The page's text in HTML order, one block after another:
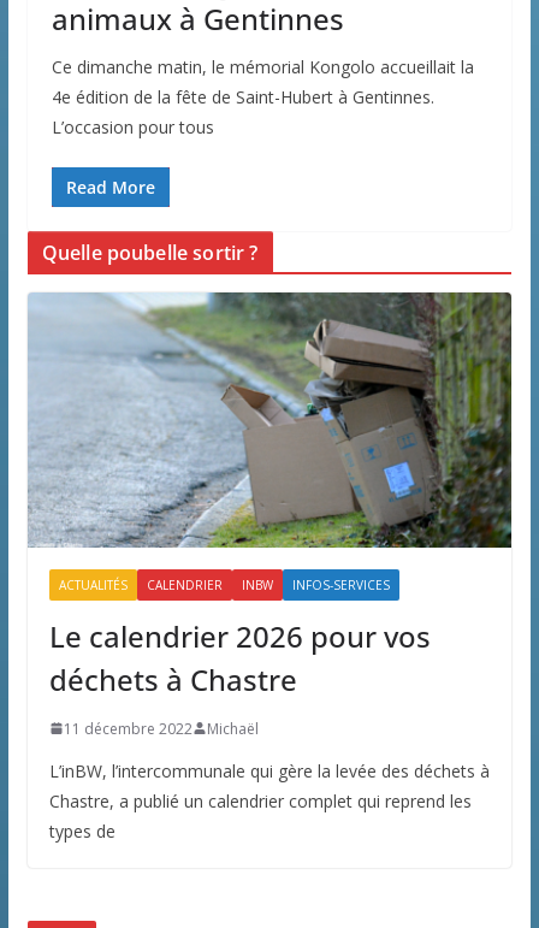
animaux à Gentinnes
Ce dimanche matin, le mémorial Kongolo accueillait la
4e édition de la fête de Saint-Hubert à Gentinnes.
L’occasion pour tous
Read More
Quelle poubelle sortir ?
ACTUALITÉS CALENDRIER INBW INFOS-SERVICES
Le calendrier 2026 pour vos
déchets à Chastre
11 décembre 2022 Michaël
L’inBW, l’intercommunale qui gère la levée des déchets à
Chastre, a publié un calendrier complet qui reprend les
types de